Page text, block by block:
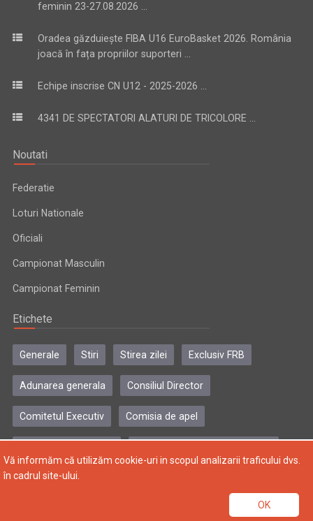
feminin 23-27.08.2026 ...
Oradea găzduiește FIBA U16 EuroBasket 2026. România
joacă în fața propriilor suporteri ...
Echipe inscrise CN U12 - 2025-2026 ...
4341 DE SPECTATORI ALATURI DE TRICOLORE ...
Noutati
Federatie
Loturi Nationale
Oficiali
Campionat Masculin
Campionat Feminin
Etichete
Generale Stiri Stirea zilei Exclusiv FRB
Adunarea generala Consiliul Director
Comitetul Executiv Comisia de apel
Copyright © 2004-2024, Federatia Romana de Baschet. Toate
Vă informăm că utilizăm cookie-uri in scopul analizarii traficului dvs.
în cadrul site-ului.
OK